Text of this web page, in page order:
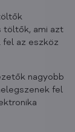
töltők, ami azt
fel az eszköz
nagyobb
fel